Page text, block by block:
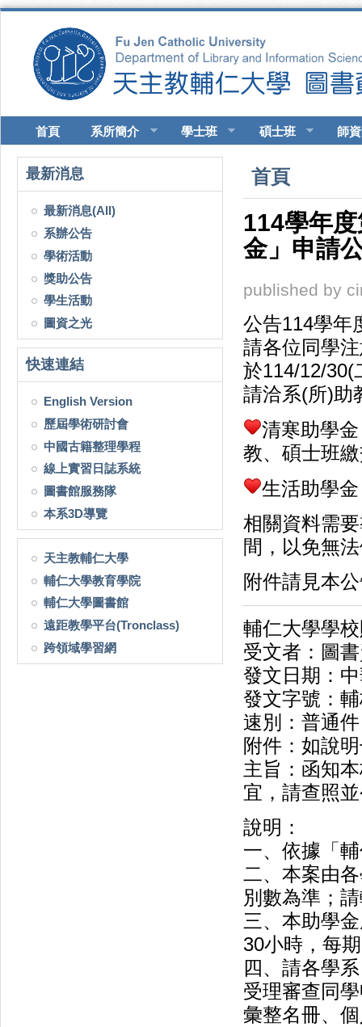
首頁 系所簡介 學士班 碩士班 師
最新消息
最新消息(All)
系辦公告
學術活動
獎助公告
學生活動
圖資之光
快速連結
English Version
歷屆學術研討會
中國古籍整理學程
線上實習日誌系統
圖書館服務隊
本系3D導覽
天主教輔仁大學
輔仁大學教育學院
輔仁大學圖書館
遠距教學平台(Tronclass)
跨領域學習網
您在這裡
首頁
114學年
金」申請
published by
公告114學年
請各位同學
於114/12/30(
請洽系(所)助
清寒助學
教、碩士班
生活助學
相關資料需
間，以免無
附件請見本
輔仁大學學
受文者：圖
發文日期：
發文字號：
速別：普通件
附件：如說
主旨：函知
宜，請查照
說明：
一、依據「
二、本案由
別數為準；
三、本助學
30小時，每
四、請各學
受理審查同
彙整名冊、